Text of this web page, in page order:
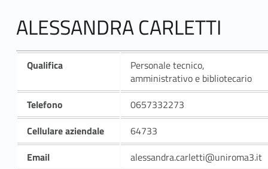
ALESSANDRA CARLETTI
Qualifica
Personale tecnico,
amministrativo e bibliotecario
Telefono
0657332273
Cellulare aziendale
64733
Email
alessandra.carletti@uniroma3.it